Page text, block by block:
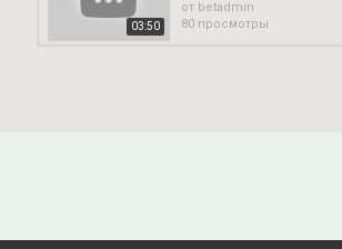
03:50
от betadmin
80 просмотры